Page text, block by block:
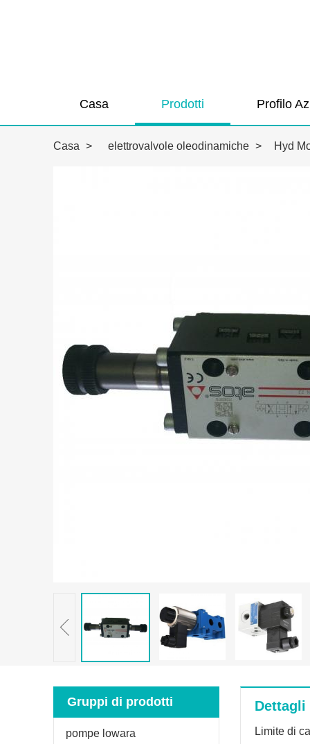
Casa Prodotti Profilo
Casa > elettrovalvole oleodinamiche > Hyd
Gruppi di prodotti
pompe lowara Limite di